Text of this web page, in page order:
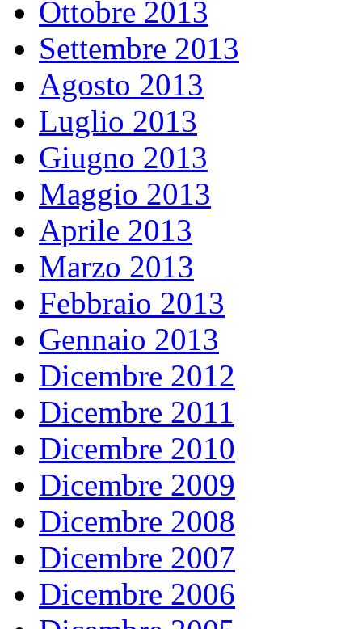
Ottobre 2013
Settembre 2013
Agosto 2013
Luglio 2013
Giugno 2013
Maggio 2013
Aprile 2013
Marzo 2013
Febbraio 2013
Gennaio 2013
Dicembre 2012
Dicembre 2011
Dicembre 2010
Dicembre 2009
Dicembre 2008
Dicembre 2007
Dicembre 2006